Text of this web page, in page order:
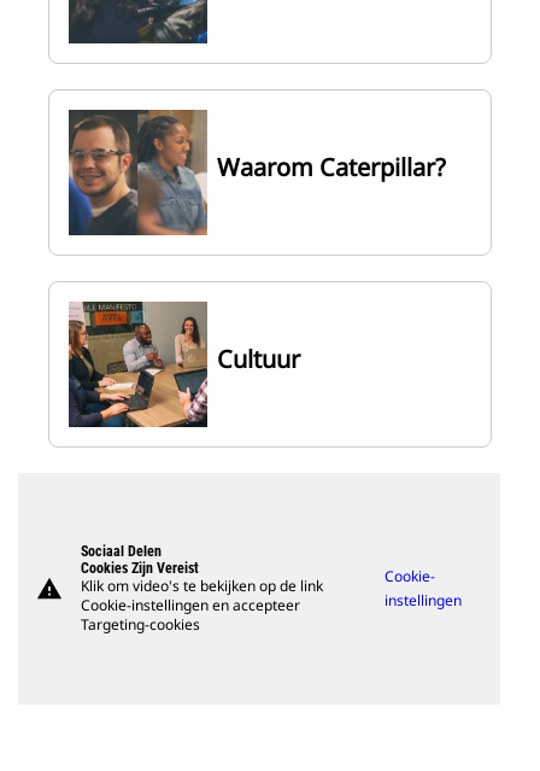
Waarom Caterpillar?
Cultuur
warning
Sociaal Delen
Cookies Zijn Vereist
Klik om video's te bekijken op de link
Cookie-instellingen en accepteer
Targeting-cookies
Cookie-
instellingen